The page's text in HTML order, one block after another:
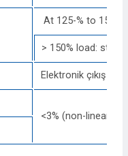
At 125-% to 150%
> 150% load:
Elektronik çıkış
<3% (non-linear